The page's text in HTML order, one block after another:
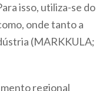
isso, utiliza-se do
onde tanto a
(MARKKULA;
regional